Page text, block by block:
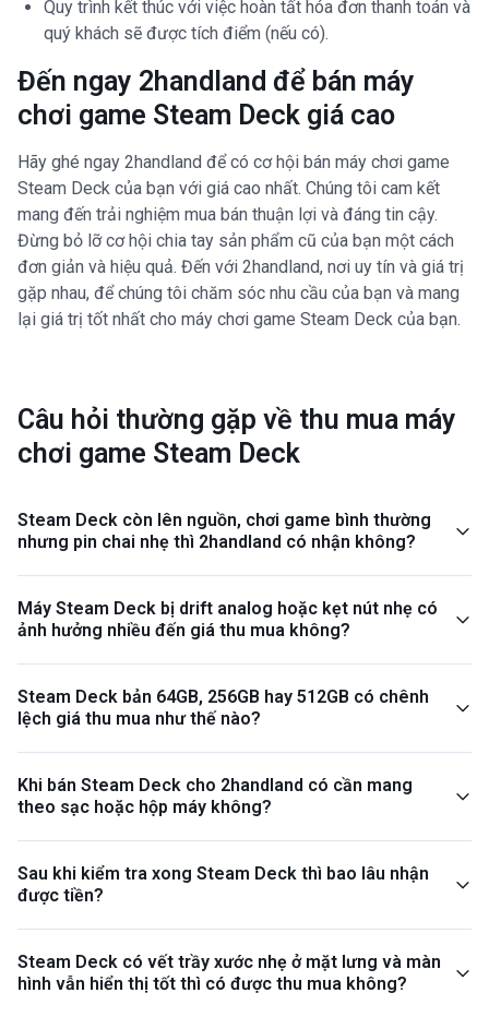
Quy trình kết thúc với việc hoàn tất hóa đơn thanh toán và
quý khách sẽ được tích điểm (nếu có).
Đến ngay 2handland để bán máy
chơi game Steam Deck giá cao
Hãy ghé ngay 2handland để có cơ hội bán máy chơi game
Steam Deck của bạn với giá cao nhất. Chúng tôi cam kết
mang đến trải nghiệm mua bán thuận lợi và đáng tin cậy.
Đừng bỏ lỡ cơ hội chia tay sản phẩm cũ của bạn một cách
đơn giản và hiệu quả. Đến với 2handland, nơi uy tín và giá trị
gặp nhau, để chúng tôi chăm sóc nhu cầu của bạn và mang
lại giá trị tốt nhất cho máy chơi game Steam Deck của bạn.
Câu hỏi thường gặp về thu mua máy
chơi game Steam Deck
Steam Deck còn lên nguồn, chơi game bình thường
nhưng pin chai nhẹ thì 2handland có nhận không?
Máy Steam Deck bị drift analog hoặc kẹt nút nhẹ có
ảnh hưởng nhiều đến giá thu mua không?
Steam Deck bản 64GB, 256GB hay 512GB có chênh
lệch giá thu mua như thế nào?
Khi bán Steam Deck cho 2handland có cần mang
theo sạc hoặc hộp máy không?
Sau khi kiểm tra xong Steam Deck thì bao lâu nhận
được tiền?
Steam Deck có vết trầy xước nhẹ ở mặt lưng và màn
hình vẫn hiển thị tốt thì có được thu mua không?